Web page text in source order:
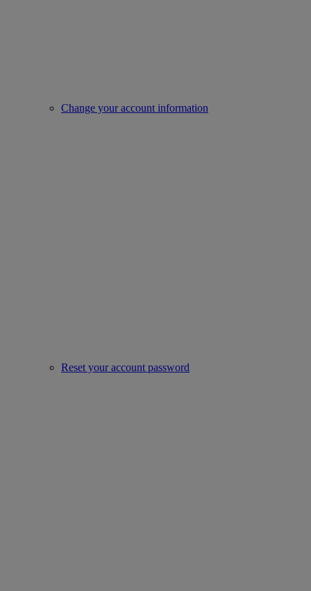
Change your account information
Reset your account password